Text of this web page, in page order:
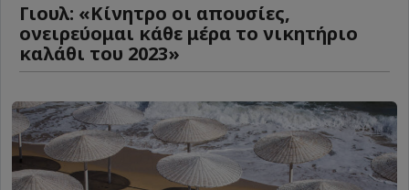
Γιουλ: «Κίνητρο οι απουσίες,
ονειρεύομαι κάθε μέρα το νικητήριο
καλάθι του 2023»